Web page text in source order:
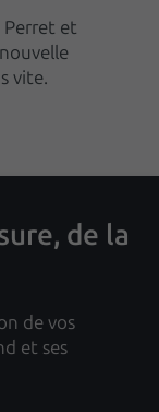
Perret et
vite.
de la
de vos
et ses